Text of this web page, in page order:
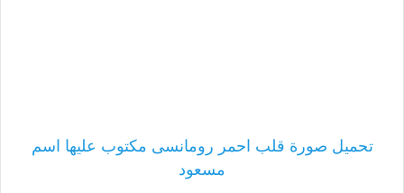
تحميل صورة قلب احمر رومانسى مكتوب عليها اسم
مسعود